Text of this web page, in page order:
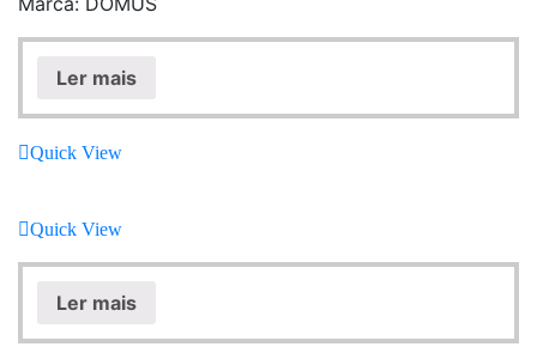
Ler mais
Quick View
Quick View
Ler mais